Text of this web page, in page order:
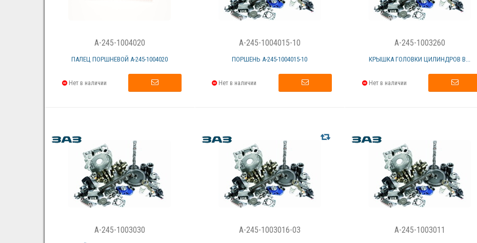
A-245-1004020
ПАЛЕЦ ПОРШНЕВОЙ А-245-1004020
Нет в наличии
A-245-1004015-10
ПОРШЕНЬ А-245-1004015-10
Нет в наличии
A-245-1003260
КРЫШКА ГОЛОВКИ ЦИЛИНДРОВ В...
Нет в наличии
A-245-1003030 A-245-1003016-03 A-245-1003011